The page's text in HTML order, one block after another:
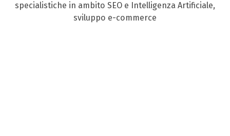
specialistiche in ambito SEO e Intelligenza Artificiale,
sviluppo e-commerce